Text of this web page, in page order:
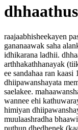
raajaabhisheekayen
gananaawak saha
idhikarana ladhii.
arthhakathhanayak
ee sandahaa ran
dhiipawanshayata
saelakee.
wannee ehi
himiyan
muulaashradha
puthun dhedhenek